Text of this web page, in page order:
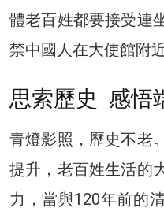
體老百姓都要接受連
禁中國人在大使館附
思索歷史 感悟
青燈影照，歷史不老
提升，老百姓生活的
力，當與120年前的